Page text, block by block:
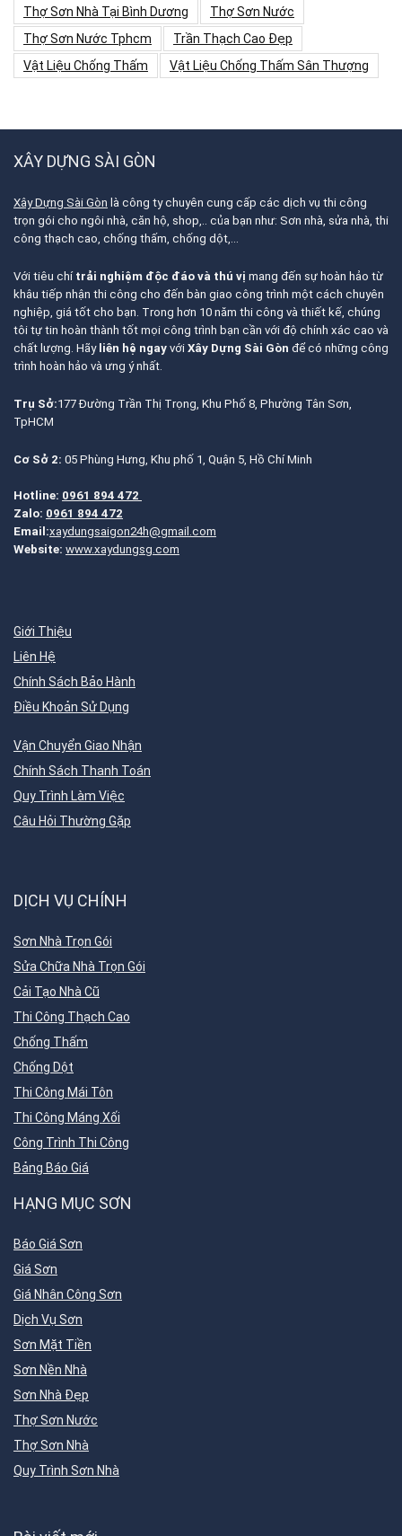
Thợ Sơn Nhà Tại Bình Dương
Thợ Sơn Nước
Thợ Sơn Nước Tphcm
Trần Thạch Cao Đẹp
Vật Liệu Chống Thấm
Vật Liệu Chống Thấm Sân Thượng
XÂY DỰNG SÀI GÒN
Xây Dựng Sài Gòn là công ty chuyên cung cấp các dịch vụ thi công
trọn gói cho ngôi nhà, căn hộ, shop,.. của bạn như: Sơn nhà, sửa nhà, thi
công thạch cao, chống thấm, chống dột,…
Với tiêu chí trải nghiệm độc đáo và thú vị mang đến sự hoàn hảo từ
khâu tiếp nhận thi công cho đến bàn giao công trình một cách chuyên
nghiệp, giá tốt cho bạn. Trong hơn 10 năm thi công và thiết kế, chúng
tôi tự tin hoàn thành tốt mọi công trình bạn cần với độ chính xác cao và
chất lượng. Hãy liên hệ ngay với Xây Dựng Sài Gòn để có những công
trình hoàn hảo và ưng ý nhất.
Trụ Sở:177 Đường Trần Thị Trọng, Khu Phố 8, Phường Tân Sơn,
TpHCM
Cơ Sở 2: 05 Phùng Hưng, Khu phố 1, Quận 5, Hồ Chí Minh
Hotline: 0961 894 472
Zalo: 0961 894 472
Email:xaydungsaigon24h@gmail.com
Website: www.xaydungsg.com
Giới Thiệu
Liên Hệ
Chính Sách Bảo Hành
Điều Khoản Sử Dụng
Vận Chuyển Giao Nhận
Chính Sách Thanh Toán
Quy Trình Làm Việc
Câu Hỏi Thường Gặp
DỊCH VỤ CHÍNH
Sơn Nhà Trọn Gói
Sửa Chữa Nhà Trọn Gói
Cải Tạo Nhà Cũ
Thi Công Thạch Cao
Chống Thấm
Chống Dột
Thi Công Mái Tôn
Thi Công Máng Xối
Công Trình Thi Công
Bảng Báo Giá
HẠNG MỤC SƠN
Báo Giá Sơn
Giá Sơn
Giá Nhân Công Sơn
Dịch Vụ Sơn
Sơn Mặt Tiền
Sơn Nền Nhà
Sơn Nhà Đẹp
Thợ Sơn Nước
Thợ Sơn Nhà
Quy Trình Sơn Nhà